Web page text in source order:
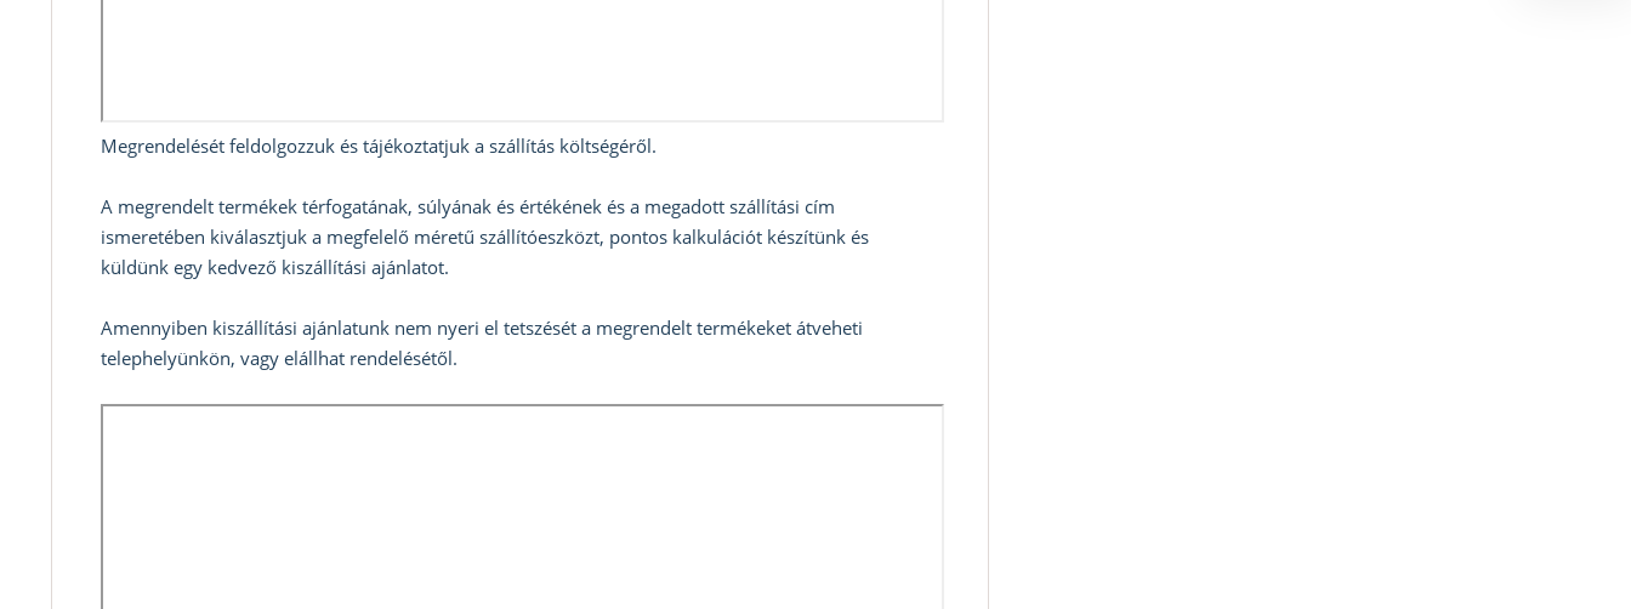
Megrendelését feldolgozzuk és tájékoztatjuk a szállítás költségéről.
A megrendelt termékek térfogatának, súlyának és értékének és a megadott szállítási cím
ismeretében kiválasztjuk a megfelelő méretű szállítóeszközt, pontos kalkulációt készítünk és
küldünk egy kedvező kiszállítási ajánlatot.
Amennyiben kiszállítási ajánlatunk nem nyeri el tetszését a megrendelt termékeket átveheti
telephelyünkön, vagy elállhat rendelésétől.